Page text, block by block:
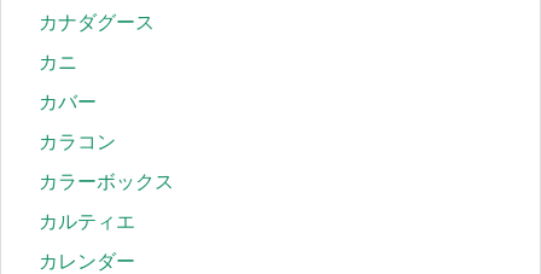
カナダグース
カニ
カバー
カラコン
カラーボックス
カルティエ
カレンダー